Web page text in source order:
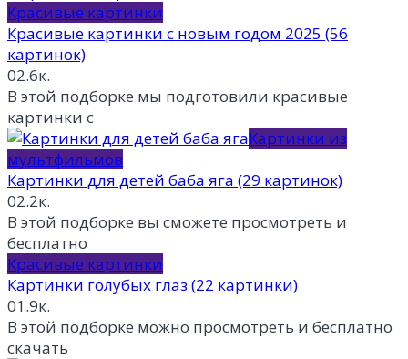
Красивые картинки
Красивые картинки с новым годом 2025 (56
картинок)
02.6к.
В этой подборке мы подготовили красивые
картинки с
Картинки из
мультфильмов
Картинки для детей баба яга (29 картинок)
02.2к.
В этой подборке вы сможете просмотреть и
бесплатно
Красивые картинки
Картинки голубых глаз (22 картинки)
01.9к.
В этой подборке можно просмотреть и бесплатно
скачать